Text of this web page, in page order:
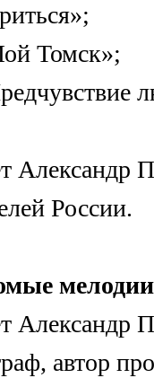
Томск»;
Александр
России.
Александр
автор